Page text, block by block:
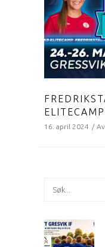
16. april 2024 Av
Search